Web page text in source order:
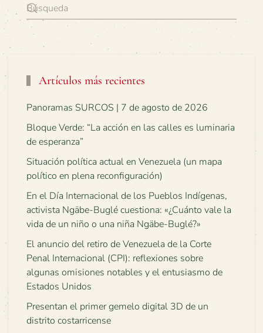
Artículos más recientes
Panoramas SURCOS | 7 de agosto de 2026
Bloque Verde: “La acción en las calles es luminaria
de esperanza”
Situación política actual en Venezuela (un mapa
político en plena reconfiguración)
En el Día Internacional de los Pueblos Indígenas,
activista Ngäbe-Buglé cuestiona: «¿Cuánto vale la
vida de un niño o una niña Ngäbe-Buglé?»
El anuncio del retiro de Venezuela de la Corte
Penal Internacional (CPI): reflexiones sobre
algunas omisiones notables y el entusiasmo de
Estados Unidos
Presentan el primer gemelo digital 3D de un
distrito costarricense